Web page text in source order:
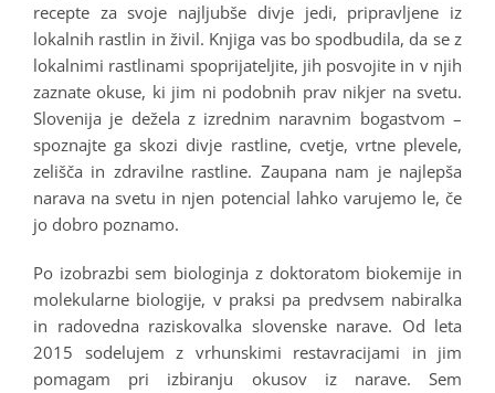
recepte za svoje najljubše divje jedi, pripravljene iz
lokalnih rastlin in živil. Knjiga vas bo spodbudila, da se z
lokalnimi rastlinami spoprijateljite, jih posvojite in v njih
zaznate okuse, ki jim ni podobnih prav nikjer na svetu.
Slovenija je dežela z izrednim naravnim bogastvom –
spoznajte ga skozi divje rastline, cvetje, vrtne plevele,
zelišča in zdravilne rastline. Zaupana nam je najlepša
narava na svetu in njen potencial lahko varujemo le, če
jo dobro poznamo.
Po izobrazbi sem biologinja z doktoratom biokemije in
molekularne biologije, v praksi pa predvsem nabiralka
in radovedna raziskovalka slovenske narave. Od leta
2015 sodelujem z vrhunskimi restavracijami in jim
pomagam pri izbiranju okusov iz narave. Sem